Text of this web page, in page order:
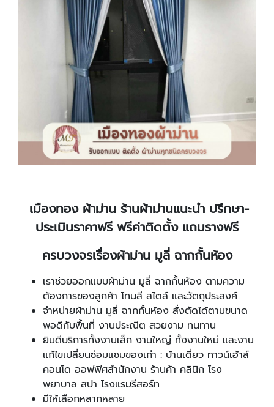
เมืองทอง ผ้าม่าน ร้านผ้าม่านแนะนำ ปรึกษา-
ประเมินราคาฟรี ฟรีค่าติดตั้ง แถมรางฟรี
ครบวงจรเรื่องผ้าม่าน มูลี่ ฉากกั้นห้อง
เราช่วยออกแบบผ้าม่าน มูลี่ ฉากกั้นห้อง ตามความ
ต้องการของลูกค้า โทนสี สไตล์ และวัตถุประสงค์
จำหน่ายผ้าม่าน มูลี่ ฉากกั้นห้อง สั่งตัดได้ตามขนาด
พอดีกับพื้นที่ งานประณีต สวยงาม ทนทาน
ยินดีบริการทั้งงานเล็ก งานใหญ่ ทั้งงานใหม่ และงาน
แก้ไขเปลี่ยนซ่อมแซมของเก่า : บ้านเดี่ยว ทาวน์เฮ้าส์
คอนโด ออฟฟิศสำนักงาน ร้านค้า คลินิก โรง
พยาบาล สปา โรงแรมรีสอร์ท
มีให้เลือกหลากหลาย